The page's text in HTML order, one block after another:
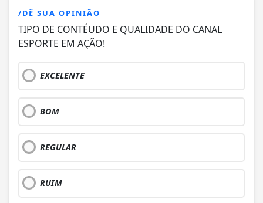
/DÊ SUA OPINIÃO
TIPO DE CONTÉUDO E QUALIDADE DO CANAL
ESPORTE EM AÇÃO!
EXCELENTE
BOM
REGULAR
RUIM